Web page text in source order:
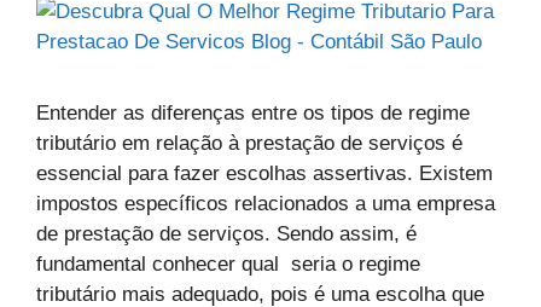
Entender as diferenças entre os tipos de regime
tributário em relação à prestação de serviços é
essencial para fazer escolhas assertivas. Existem
impostos específicos relacionados a uma empresa
de prestação de serviços. Sendo assim, é
fundamental conhecer qual seria o regime
tributário mais adequado, pois é uma escolha que